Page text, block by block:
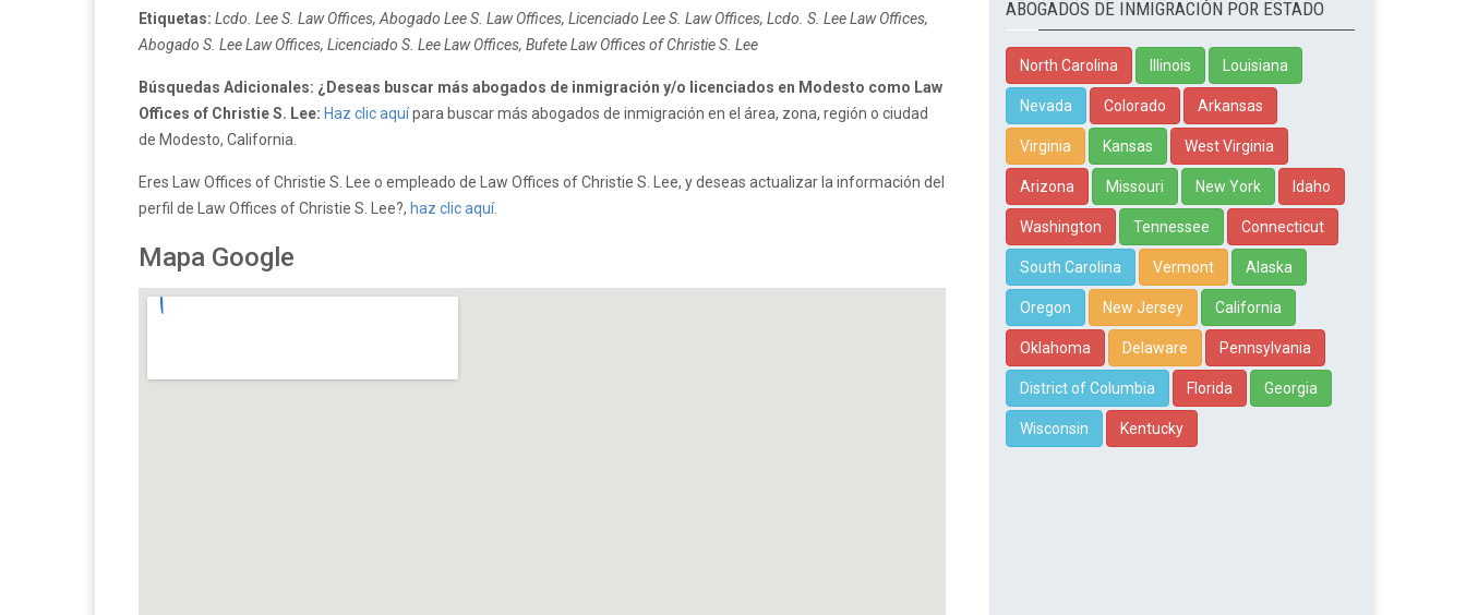
Etiquetas: Lcdo. Lee S. Law Offices, Abogado Lee S. Law Offices, Licenciado Lee S. Law Offices, Lcdo. S. Lee Law Offices,
Abogado S. Lee Law Offices, Licenciado S. Lee Law Offices, Bufete Law Offices of Christie S. Lee
Búsquedas Adicionales: ¿Deseas buscar más abogados de inmigración y/o licenciados en Modesto como Law
Offices of Christie S. Lee: Haz clic aquípara buscar más abogados de inmigración en el área, zona, región o ciudad
de Modesto, California.
Eres Law Offices of Christie S. Lee o empleado de Law Offices of Christie S. Lee, y deseas actualizar la información del
perfil de Law Offices of Christie S. Lee?, haz clic aquí.
Mapa Google
ABOGADOS DE INMIGRACIÓN POR ESTADO
North Carolina Illinois Louisiana
Nevada Colorado Arkansas
Virginia Kansas West Virginia
Arizona Missouri New York Idaho
Washington Tennessee Connecticut
South Carolina Vermont Alaska
Oregon New Jersey California
Oklahoma Delaware Pennsylvania
District of Columbia Florida Georgia
Wisconsin Kentucky